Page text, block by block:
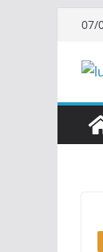
Pular07/